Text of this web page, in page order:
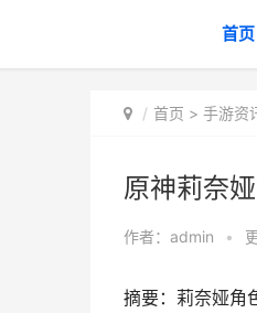
首页
首页 > 手游资
原神莉奈
作者： admin •
摘要：莉奈娅角